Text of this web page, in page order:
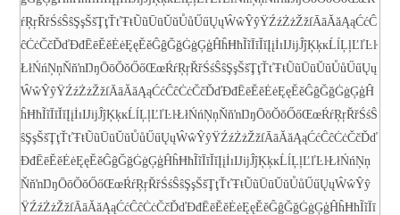
ŕŖŗŘřŚśŜŝŞşŠšŢţŤťŦŧŨũŪūŬŭŮůŰűŲųŴŵŶŷŸŹźŻżŽžſĀāĂăĄąĆćĈ
ĉĊċČčĎďĐđĒēĔĕĖėĘęĚěĜĝĞğĠġĢģĤĥĦħĨĩĪīĬĭĮįİıĲĳĴĵĶķĸĹĺĻļĽľĿŀ
ŁłŃńŅņŇňŉŊŋŌōŎŏŐőŒœŔŕŖŗŘřŚśŜŝŞşŠšŢţŤťŦŧŨũŪūŬŭŮůŰűŲų
ŴŵŶŷŸŹźŻżŽžſĀāĂăĄąĆćĈĉĊċČčĎďĐđĒēĔĕĖėĘęĚěĜĝĞğĠġĢģĤ
ĥĦħĨĩĪīĬĭĮįİıĲĳĴĵĶķĸĹĺĻļĽľĿŀŁłŃńŅņŇňŉŊŋŌōŎŏŐőŒœŔŕŖŗŘřŚśŜ
ŝŞşŠšŢţŤťŦŧŨũŪūŬŭŮůŰűŲųŴŵŶŷŸŹźŻżŽžſĀāĂăĄąĆćĈĉĊċČčĎď
ĐđĒēĔĕĖėĘęĚěĜĝĞğĠġĢģĤĥĦħĨĩĪīĬĭĮįİıĲĳĴĵĶķĸĹĺĻļĽľĿŀŁłŃńŅņ
ŇňŉŊŋŌōŎŏŐőŒœŔŕŖŗŘřŚśŜŝŞşŠšŢţŤťŦŧŨũŪūŬŭŮůŰűŲųŴŵŶŷ
ŸŹźŻżŽžſĀāĂăĄąĆćĈĉĊċČčĎďĐđĒēĔĕĖėĘęĚěĜĝĞğĠġĢģĤĥĦħĨĩĪī